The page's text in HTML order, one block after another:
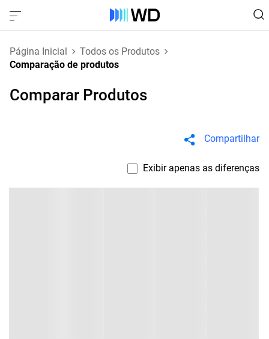
Página Inicial
Todos os Produtos
Comparação de produtos
Comparar Produtos
Compartilhar
Exibir apenas as diferenças